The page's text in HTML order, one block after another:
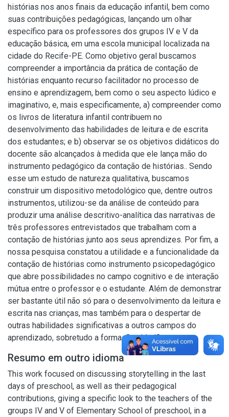
histórias nos anos finais da educação infantil, bem como
suas contribuições pedagógicas, lançando um olhar
específico para os professores dos grupos IV e V da
educação básica, em uma escola municipal localizada na
cidade do Recife-PE. Como objetivo geral buscamos
compreender a importância da prática de contação de
histórias enquanto recurso facilitador no processo de
ensino e aprendizagem, bem como o seu aspecto lúdico e
imaginativo, e, mais especificamente, a) compreender como
os livros de literatura infantil contribuem no
desenvolvimento das habilidades de leitura e de escrita
dos estudantes; e b) observar se os objetivos didáticos do
docente são alcançados à medida que ele lança mão do
instrumento pedagógico da contação de histórias.. Sendo
esse um estudo de natureza qualitativa, buscamos
construir um dispositivo metodológico que, dentre outros
instrumentos, utilizou-se da análise de conteúdo para
produzir uma análise descritivo-analítica das narrativas de
três professores entrevistados que trabalham com a
contação de histórias junto aos seus aprendizes. Por fim, a
nossa pesquisa constatou a utilidade e a funcionalidade da
contação de histórias como instrumento psicopedagógico
que abre possibilidades no campo cognitivo e de interação
mútua entre o professor e o estudante. Além de demonstrar
ser bastante útil não só para o desenvolvimento da leitura e
escrita nas crianças, mas também para o despertar de
outras habilidades significativas a outros campos do
aprendizado, sobretudo a formação cidadã.
Resumo em outro idioma
This work focused on discussing storytelling in the last
days of preschool, as well as their pedagogical
contributions, giving a specific look to the teachers of the
groups IV and V of Elementary School of preschool, in a